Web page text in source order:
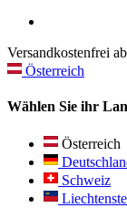
Versandkostenfrei
Österreich
Wählen Sie ihr
Österreich
Schweiz